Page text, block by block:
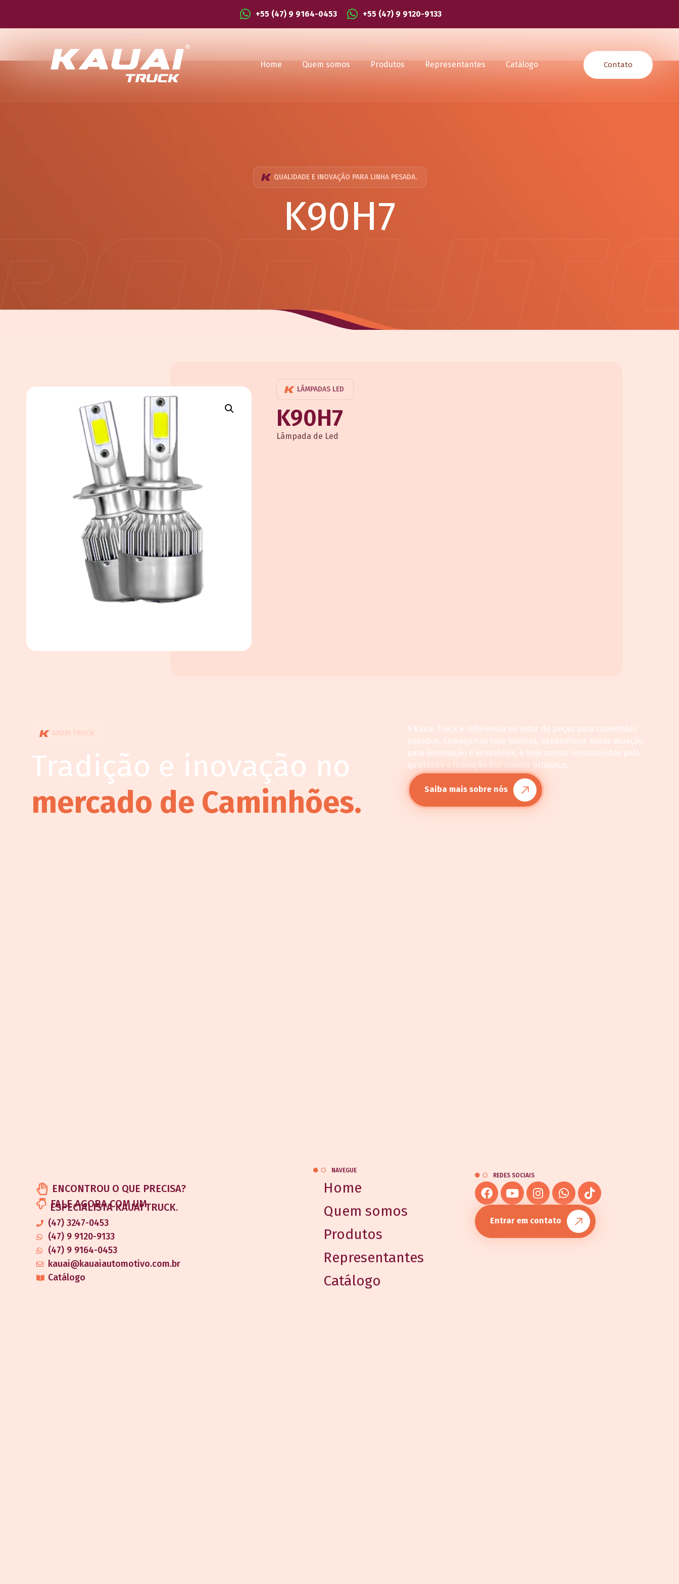
+55 (47) 9 9164-0453 +55 (47) 9 9120-9133
Home Quem somos Produtos Representantes Catálogo Contato
QUALIDADE E INOVAÇÃO PARA LINHA PESADA.
K90H7
LÂMPADAS LED
K90H7
Lâmpada de Led
KAUAI TRUCK
Tradição e inovação no
mercado de Caminhões.
A Kauai Truck é referência no setor de peças para caminhões
pesados. Começamos com buzinas, expandimos nossa atuação
para iluminação e acessórios, e hoje somos reconhecidos pela
qualidade e inovação dos nossos produtos.
Saiba mais sobre nós
ENCONTROU O QUE PRECISA?
FALE AGORA COM UM
ESPECIALISTA KAUAI TRUCK.
(47) 3247-0453
(47) 9 9120-9133
(47) 9 9164-0453
kauai@kauaiautomotivo.com.br
Catálogo
NAVEGUE
Home
Quem somos
Produtos
Representantes
Catálogo
REDES SOCIAIS
Entrar em contato